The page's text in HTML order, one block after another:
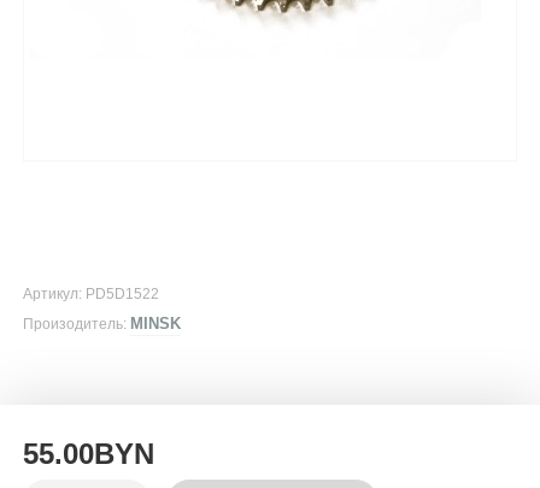
Артикул: PD5D1522
Произодитель: MINSK
55.00BYN